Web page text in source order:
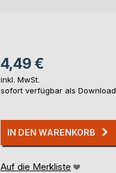
4,49 €
inkl. MwSt.
sofort verfügbar als Download
IN DEN WARENKORB
Auf die Merkliste